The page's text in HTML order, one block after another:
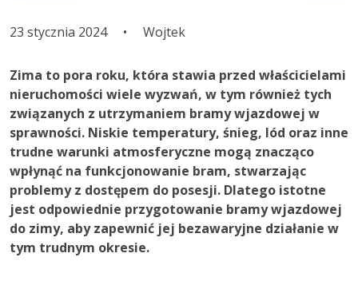
23 stycznia 2024 • Wojtek
Zima to pora roku, która stawia przed właścicielami
nieruchomości wiele wyzwań, w tym również tych
związanych z utrzymaniem bramy wjazdowej w
sprawności. Niskie temperatury, śnieg, lód oraz inne
trudne warunki atmosferyczne mogą znacząco
wpłynąć na funkcjonowanie bram, stwarzając
problemy z dostępem do posesji. Dlatego istotne
jest odpowiednie przygotowanie bramy wjazdowej
do zimy, aby zapewnić jej bezawaryjne działanie w
tym trudnym okresie.